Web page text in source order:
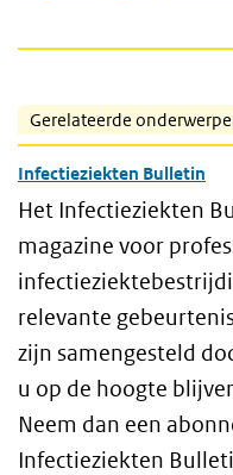
Gerelateerde
Infectieziekten Bulletin
Het Infectieziekten
magazine voor
relevante
zijn samengesteld
u op de hoogte
Neem dan een
Infectieziekten